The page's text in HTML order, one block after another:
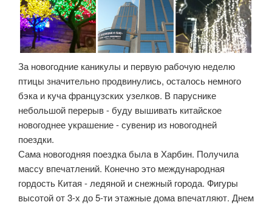
За новогодние каникулы и первую рабочую неделю
птицы значительно продвинулись, осталось немного
бэка и куча французских узелков. В паруснике
небольшой перерыв - буду вышивать китайское
новогоднее украшение - сувенир из новогодней
поездки.
Сама новогодняя поездка была в Харбин. Получила
массу впечатлений. Конечно это международная
гордость Китая - ледяной и снежный города. Фигуры
высотой от 3-х до 5-ти этажные дома впечатляют. Днем